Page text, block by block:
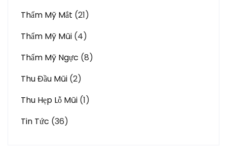
Thẩm Mỹ Mắt (21)
Thẩm Mỹ Mũi (4)
Thẩm Mỹ Ngực (8)
Thu Đầu Mũi (2)
Thu Hẹp Lỗ Mũi (1)
Tin Tức (36)